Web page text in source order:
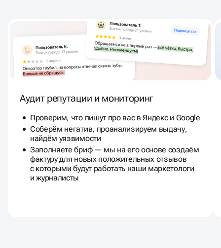
Аудит репутации и мониторинг
Проверим, что пишут про вас в Яндекс и Google
Соберём негатив, проанализируем выдачу,
найдём уязвимости
Заполняете бриф — мы на его основе создаём
фактуру для новых положительных отзывов
с которыми будут работать наши маркетологи
и журналисты